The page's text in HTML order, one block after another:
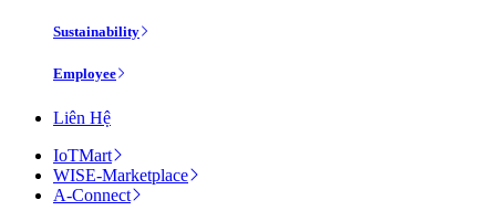
Sustainability
Employee
Liên Hệ
IoTMart
WISE-Marketplace
A-Connect